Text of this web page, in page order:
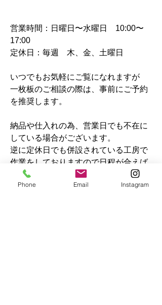
営業時間：日曜日〜水曜日 10:00〜
17:00
定休日：毎週 木、金、土曜日
いつでもお気軽にご覧になれますが
一枚板のご相談の際は、事前にご予約
を推奨します。
納品や仕入れの為、営業日でも不在に
している場合がございます。
逆に定休日でも併設されている工房で
作業をしておりますので日程が合えば
見学可能です。
Phone Email Instagram